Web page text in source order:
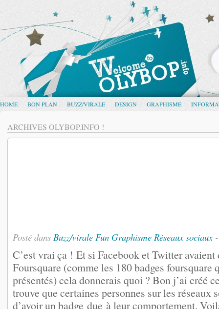
HOME BON PLAN BUZZ/VIRALE DESIGN GRAPHISME
ARCHIVES OLYBOP.INFO !
Posté dans Buzz/virale Fun Graphisme Réseaux sociaux-
C’est vrai ça ! Et si Facebook et Twitter avaient
Foursquare (comme les 180 badges foursquare
présentés) cela donnerais quoi ? Bon j’ai créé
trouve que certaines personnes sur les réseaux
d’avoir un badge due à leur comportement.